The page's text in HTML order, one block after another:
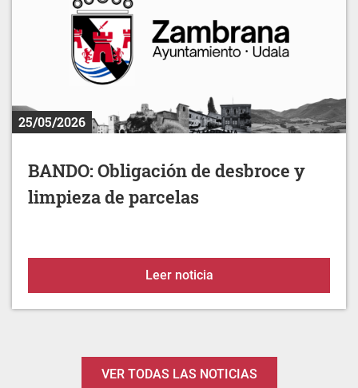
25/05/2026
BANDO: Obligación de desbroce y
limpieza de parcelas
Leer noticiaBANDO: Obligación de
VER TODAS LAS NOTICIAS